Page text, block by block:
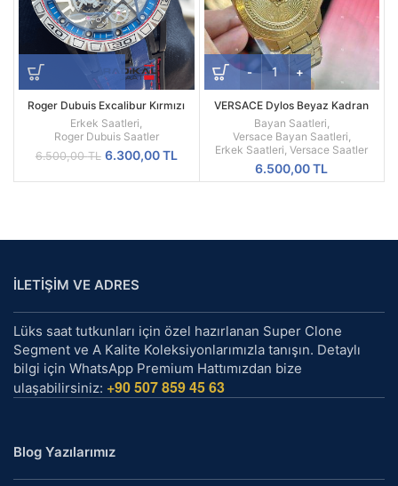
Roger Dubuis Excalibur Kırmızı
Spider Pirelli Replika Erkek Saati
Erkek Saatleri
Roger Dubuis Saatler
6.500,00TL Orijinal
6.500,00 TL.
6.300,00TL
fiyat:
VERSACE Dylos Beyaz Kadran
Sarı Kasa
Bayan Saatleri
Versace Bayan Saatleri
Erkek Saatleri ,Versace Saatler
6.500,00TL
İLETİŞİM VE ADRES
Lüks saat tutkunları için özel hazırlanan Super Clone
Segment ve A Kalite Koleksiyonlarımızla tanışın. Detaylı
bilgi için WhatsApp Premium Hattımızdan bize
ulaşabilirsiniz: +90 507 859 45 63
Blog Yazılarımız